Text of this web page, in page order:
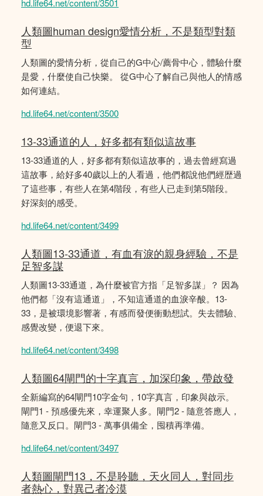
hd.life64.net/content/3501
人類圖human design愛情分析，不是類型對類
型
人類圖的愛情分析，從自己的G中心/薦骨中心，體驗什麼
是愛，什麼使自己快樂。 從G中心了解自己與他人的情感
如何連結。
hd.life64.net/content/3500
13-33通道的人，好多都有類似這故事
13-33通道的人，好多都有類似這故事的，過去曾經寫過
這故事，給好多40歲以上的人看過，他們都說他們經歴過
了這些事，有些人在第4階段，有些人已走到第5階段。
好深刻的感受。
hd.life64.net/content/3499
人類圖13-33通道，有血有淚的親身經驗，不是
足智多謀
人類圖13-33通道，為什麼被官方指「足智多謀」？ 因為
他們都「沒有這通道」，不知這通道的血淚辛酸。13-
33，是被環境影響著，有感而發便衝動想試。失去體驗、
感覺改變，便退下來。
hd.life64.net/content/3498
人類圖64閘門的十字真言，加深印象，帶啟發
全新編寫的64閘門10字金句，10字真言，印象與啟示。
閘門1 - 預感優先來，幸運聚人多。閘門2 - 隨意答應人，
隨意又反口。閘門3 - 萬事俱備全，囤積再準備。
hd.life64.net/content/3497
人類圖閘門13，不是聆聽，天火同人，對同步
者熱心，對異己者冷漠